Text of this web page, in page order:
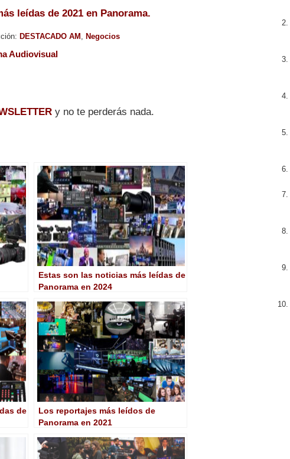
leídas de 2021 en Panorama.
DESTACADO AM Negocios
Audiovisual
y no te perderás nada.
Estas son las noticias más leídas de
Panorama en 2024
de
Los reportajes más leídos de
Panorama en 2021